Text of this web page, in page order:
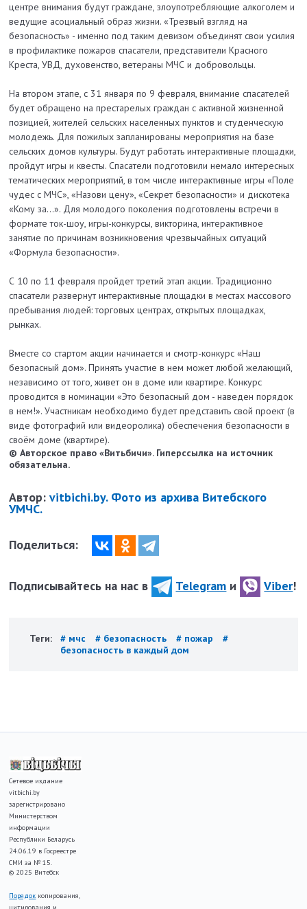
центре внимания будут граждане, злоупотребляющие алкоголем и
ведущие асоциальный образ жизни. «Трезвый взгляд на
безопасность» - именно под таким девизом объединят свои усилия
в профилактике пожаров спасатели, представители Красного
Креста, УВД, духовенство, ветераны МЧС и добровольцы.
На втором этапе, с 31 января по 9 февраля, внимание спасателей
будет обращено на престарелых граждан с активной жизненной
позицией, жителей сельских населенных пунктов и студенческую
молодежь. Для пожилых запланированы мероприятия на базе
сельских домов культуры. Будут работать интерактивные площадки,
пройдут игры и квесты. Спасатели подготовили немало интересных
тематических мероприятий, в том числе интерактивные игры «Поле
чудес с МЧС», «Назови цену», «Секрет безопасности» и дискотека
«Кому за...». Для молодого поколения подготовлены встречи в
формате ток-шоу, игры-конкурсы, викторина, интерактивное
занятие по причинам возникновения чрезвычайных ситуаций
«Формула безопасности».
С 10 по 11 февраля пройдет третий этап акции. Традиционно
спасатели развернут интерактивные площадки в местах массового
пребывания людей: торговых центрах, открытых площадках,
рынках.
Вместе со стартом акции начинается и смотр-конкурс «Наш
безопасный дом». Принять участие в нем может любой желающий,
независимо от того, живет он в доме или квартире. Конкурс
проводится в номинации «Это безопасный дом - наведен порядок
в нем!». Участникам необходимо будет представить свой проект (в
виде фотографий или видеоролика) обеспечения безопасности в
своём доме (квартире).
© Авторское право «Витьбичи». Гиперссылка на источник
обязательна.
Автор:vitbichi.by. Фото из архива Витебского
УМЧС.
Поделиться:
Подписывайтесь на нас в Telegram и Viber!
Теги: # мчс # безопасность # пожар
#
безопасность в каждый дом
Сетевое издание
vitbichi.by
зарегистрировано
Министерством
информации
Республики Беларусь
24.06.19 в Госреестре
СМИ за № 15.
© 2025 Витебск
Порядок копирования,